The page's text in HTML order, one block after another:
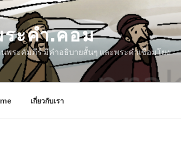
ะคำ.คอม
พระคัมภีร์ มีคำอธิบายสั้นๆ และพระคำเชื่อมโยง
เกี่ยวกับเรา